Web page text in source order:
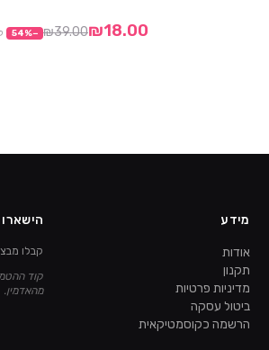
₪18.00
₪39.00
−
54%
מידע
אודות
תקנון
מדיניות פרטיות
ביטול עסקה
הרשמה כקוסמטיקאית
קבלו
קוד
מהאדמין.